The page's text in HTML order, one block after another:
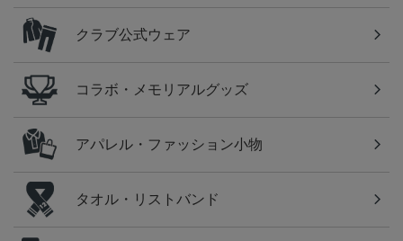
クラブ公式ウェア
コラボ・メモリアルグッズ
アパレル・ファッション小物
タオル・リストバンド